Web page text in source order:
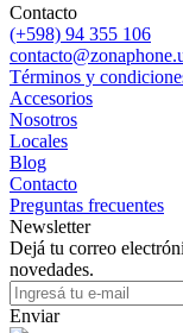
Contacto
(+598) 94 355 106
Términos y
Accesorios
Nosotros
Locales
Blog
Contacto
Preguntas frecuentes
Newsletter
Dejá tu correo
novedades.
Enviar